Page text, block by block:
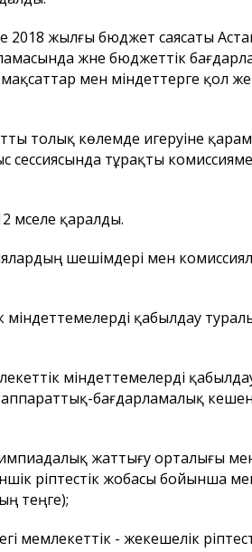
2018 жылғы бюджет саясаты
және бюджеттік
мен міндеттерге қол
толық көлемде игеруіне
тұрақты
мәселе қаралды.
шешімдері мен
қабылдау
міндеттемелерді
бағдарламалық
жаттығу орталығы
әріптестік жобасы бойынша
теңге);
мемлекеттік - жекешелік